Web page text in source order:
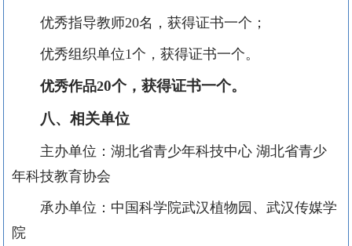
优秀指导教师20名，获得证书一个；
优秀组织单位1个，获得证书一个。
优秀作品20个，获得证书一个。
八、相关单位
主办单位 ：湖北省青少年科技中心 湖北省青少
年科技教育协会
承办单位 ：中国科学院武汉植物园、武汉传媒学
院